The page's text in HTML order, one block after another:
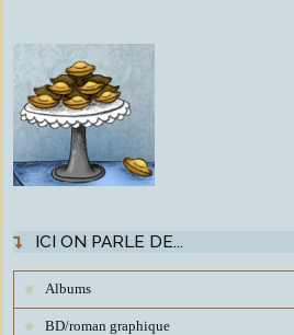
ICI ON PARLE DE...
Albums
BD/roman graphique